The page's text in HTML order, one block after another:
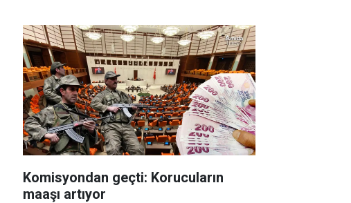
Komisyondan geçti: Korucuların
maaşı artıyor